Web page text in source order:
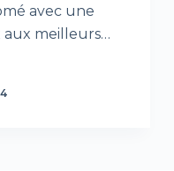
avec une
aux meilleurs…